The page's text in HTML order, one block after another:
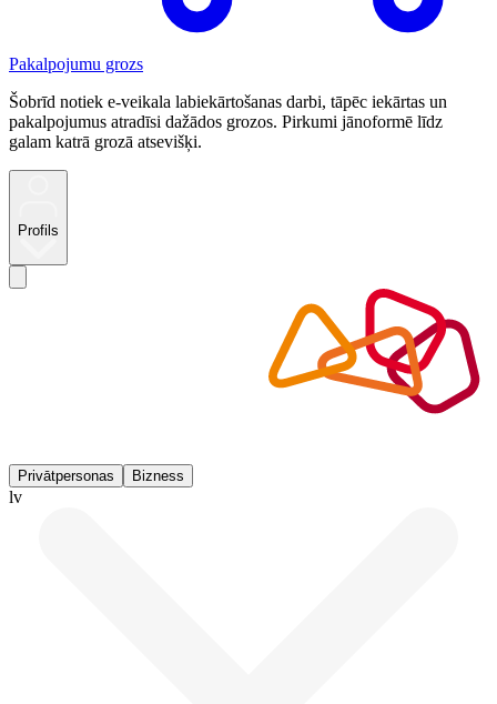
Pakalpojumu grozs
Šobrīd notiek e-veikala labiekārtošanas darbi, tāpēc iekārtas un
pakalpojumus atradīsi dažādos grozos. Pirkumi jānoformē līdz
galam katrā grozā atsevišķi.
Profils
Privātpersonas Bizness
lv